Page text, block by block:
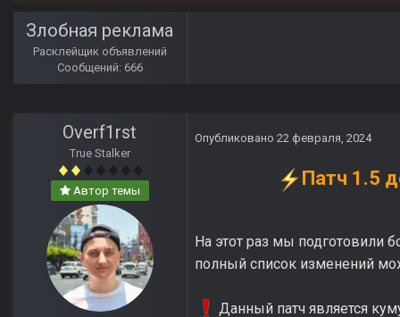
Злобная реклама
Расклейщик объявлений
Сообщений: 666
Overf1rst
True Stalker
Автор темы
Опубликовано 22 февраля, 2024
Патч 1.5
На этот раз мы подготовили
полный список изменений
Данный патч является